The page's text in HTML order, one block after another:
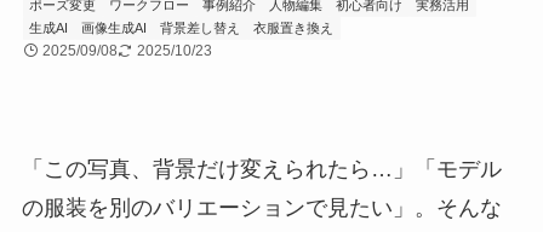
ポーズ変更
ワークフロー 事例紹介 人物編集 初心者向け
実務活用
生成AI
画像生成AI 背景差し替え 衣服置き換え
2025/09/08 2025/10/23
「この写真、背景だけ変えられたら…」「モデル
の服装を別のバリエーションで見たい」。そんな